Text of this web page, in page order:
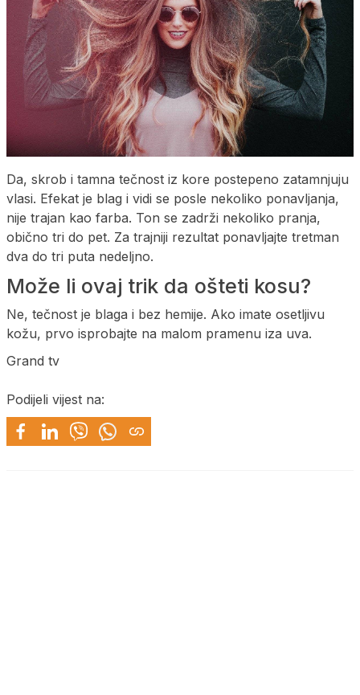
Da, skrob i tamna tečnost iz kore postepeno zatamnjuju
vlasi. Efekat je blag i vidi se posle nekoliko ponavljanja,
nije trajan kao farba. Ton se zadrži nekoliko pranja,
obično tri do pet. Za trajniji rezultat ponavljajte tretman
dva do tri puta nedeljno.
Može li ovaj trik da ošteti kosu?
Ne, tečnost je blaga i bez hemije. Ako imate osetljivu
kožu, prvo isprobajte na malom pramenu iza uva.
Grand tv
Podijeli vijest na: